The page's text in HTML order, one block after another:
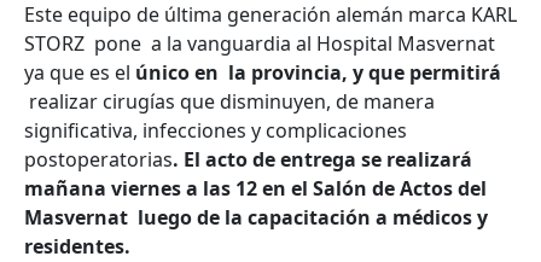
Este equipo de última generación alemán marca KARL
STORZ pone a la vanguardia al Hospital Masvernat
ya que es el único en la provincia, y que permitirá
realizar cirugías que disminuyen, de manera
significativa, infecciones y complicaciones
postoperatorias. El acto de entrega se realizará
mañana viernes a las 12 en el Salón de Actos del
Masvernat luego de la capacitación a médicos y
residentes.